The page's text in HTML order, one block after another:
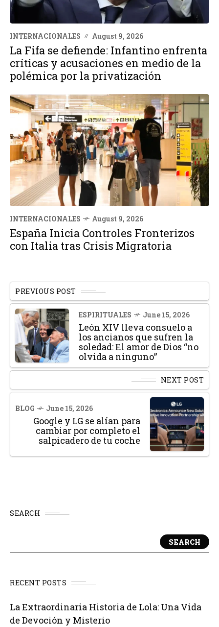
INTERNACIONALES August 9, 2026
La Fifa se defiende: Infantino enfrenta
críticas y acusaciones en medio de la
polémica por la privatización
INTERNACIONALES August 9, 2026
España Inicia Controles Fronterizos
con Italia tras Crisis Migratoria
PREVIOUS POST
ESPIRITUALES June 15, 2026
León XIV lleva consuelo a
los ancianos que sufren la
soledad: El amor de Dios “no
olvida a ninguno”
NEXT POST
BLOG June 15, 2026
Google y LG se alían para
cambiar por completo el
salpicadero de tu coche
SEARCH
SEARCH
RECENT POSTS
La Extraordinaria Historia de Lola: Una Vida
de Devoción y Misterio